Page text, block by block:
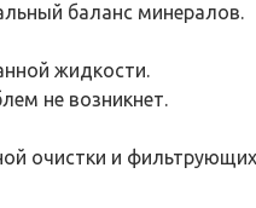
баланс минералов.
жидкости.
не возникнет.
очистки и